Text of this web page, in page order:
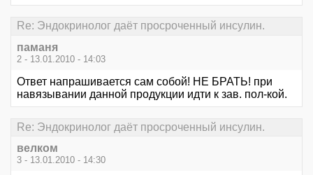
Re: Эндокринолог даёт просроченный инсулин.
паманя
2 - 13.01.2010 - 14:03
Ответ напрашивается сам собой! НЕ БРАТЬ! при
навязывании данной продукции идти к зав. пол-кой.
Re: Эндокринолог даёт просроченный инсулин.
велком
3 - 13.01.2010 - 14:30